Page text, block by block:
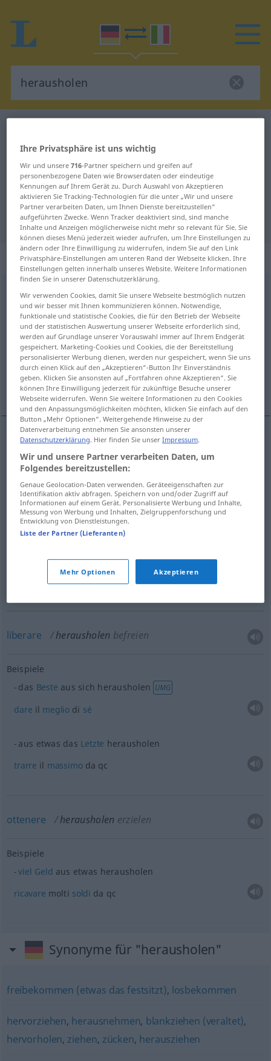
Deutsch-Italienisch Übersetzung
für "herausholen"
"herausholen" Italienisch
Übersetzung
„herausholen“: transitives Verb
herausholen v/t
Übersicht aller Übersetzungen
(Für mehr Details die Übersetzung anklicken/antippen)
tirar fuori liberare ottenere
Weitere Beispiele...
tirarfuori
Beispiele
eineAntwortaus jemandem herausholen FIG
strappareuna rispostaa qn
man holt aus ihmkein Wort heraus UMG
si cavaunaparoladi bocca
liberare herausholen befreien
Beispiele
das Beste aus sich herausholen UMG
dare il meglio di sé
aus etwas das Letzte herausholen
trarre il massimoda qc
ottenere herausholen erzielen
Beispiele
viel Geld aus etwas herausholen
ricavare molti soldi da qc
Synonyme für "herausholen"
freibekommen (etwas das festsitzt), losbekommen
hervorziehen, herausnehmen, blankziehen (veraltet),
hervorholen, ziehen, zücken, herausziehen
Ihre Privatsphäre ist uns wichtig
Wir und unsere716-Partner speichern und greifen auf
personenbezogene Daten wie Browserdaten oder eindeutige
Kennungen auf Ihrem Gerät zu. Durch Auswahl von Akzeptieren
aktivieren Sie Tracking-Technologien für die unter „Wir und unsere
Partner verarbeiten Daten, um Ihnen Dienste bereitzustellen“
aufgeführten Zwecke. Wenn Tracker deaktiviert sind, sind manche
Inhalte und Anzeigen möglicherweise nicht mehr so relevant für Sie. Sie
können dieses Menü jederzeit wieder aufrufen, um Ihre Einstellungen zu
ändern oder Ihre Einwilligung zu widerrufen, indem Sie auf den Link
Privatsphäre-Einstellungen am unteren Rand der Webseite klicken. Ihre
Einstellungen gelten innerhalb unseres Website. Weitere Informationen
finden Sie in unserer Datenschutzerklärung.
Wir verwenden Cookies, damit Sie unsere Webseite bestmöglich nutzen
und wir besser mit Ihnen kommunizieren können. Notwendige,
funktionale und statistische Cookies, die für den Betrieb der Webseite
und der statistischen Auswertung unserer Webseite erforderlich sind,
werden auf Grundlage unserer Vorauswahl immer auf Ihrem Endgerät
gespeichert. Marketing-Cookies und Cookies, die der Bereitstellung
personalisierter Werbung dienen, werden nur gespeichert, wenn Sie uns
durch einen Klick auf den „Akzeptieren“-Button Ihr Einverständnis
geben. Klicken Sie ansonsten auf „Fortfahren ohne Akzeptieren“. Sie
können Ihre Einwilligung jederzeit für zukünftige Besuche unserer
Webseite widerrufen. Wenn Sie weitere Informationen zu den Cookies
und den Anpassungsmöglichkeiten möchten, klicken Sie einfach auf den
Button „Mehr Optionen“. Weitergehende Hinweise zu der
Datenverarbeitung entnehmen Sie ansonsten unserer
Datenschutzerklärung. Hier finden Sie unserImpressum.
Wir und unsere Partner verarbeiten Daten, um
Folgendes bereitzustellen:
Genaue Geolocation-Daten verwenden. Geräteeigenschaften zur
Identifikation aktiv abfragen. Speichern von und/oder Zugriff auf
Informationen auf einem Gerät. Personalisierte Werbung und Inhalte,
Messung von Werbung und Inhalten, Zielgruppenforschung und
Entwicklung von Dienstleistungen.
Liste der Partner (Lieferanten)
Mehr Optionen Akzeptieren